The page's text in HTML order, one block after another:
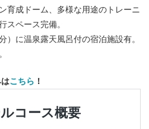
育成ドーム、多様な用途のトレーニ
スペース完備。
に温泉露天風呂付の宿泊施設有。
こちら ！